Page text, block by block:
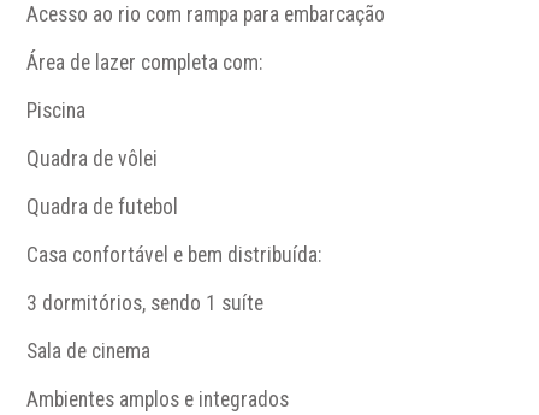
Acesso ao rio com rampa para embarcação
Área de lazer completa com:
Piscina
Quadra de vôlei
Quadra de futebol
Casa confortável e bem distribuída:
3 dormitórios, sendo 1 suíte
Sala de cinema
Ambientes amplos e integrados